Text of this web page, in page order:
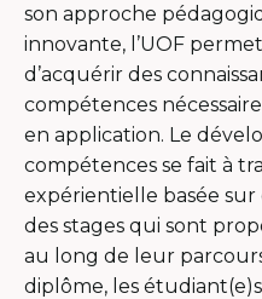
son approche
innovante, l’UOF
d’acquérir des
compétences
en application. Le
compétences se fait à
expérientielle basée
des stages qui sont
au long de leur
diplôme, les